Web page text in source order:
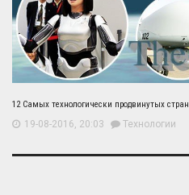
12 Самых технологически продвинутых стран
19-08-2016, 20:03 Технологии